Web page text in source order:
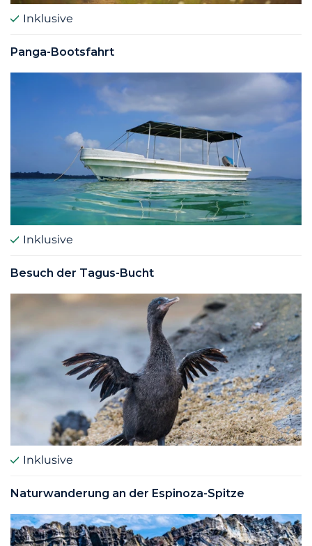
Inklusive
Panga-Bootsfahrt
Inklusive
Besuch der Tagus-Bucht
Inklusive
Naturwanderung an der Espinoza-Spitze